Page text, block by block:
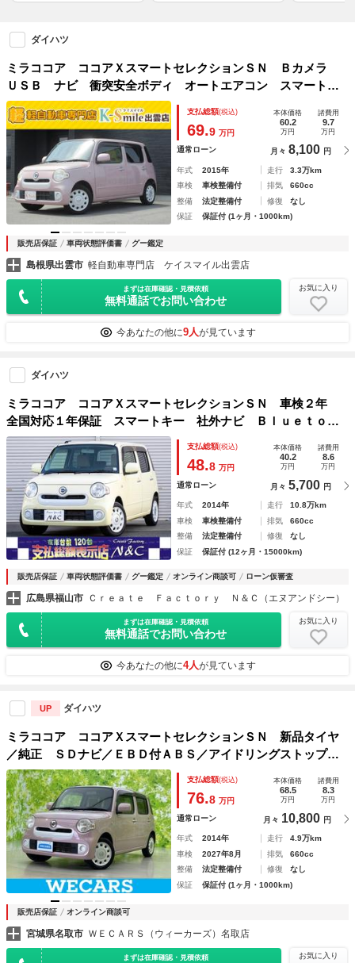
ダイハツ
ミラココア ココアＸスマートセレクションＳＮ Ｂカメラ
ＵＳＢ ナビ 衝突安全ボディ オートエアコン スマートキ
ー ＡＢＳ パワステ エコアイドル メモリーナビ ＤＶＤ
再生 パワーウィンドウ Ｗエアバッグ ベンチシート イモ
ビ
支払総額(税込)
69.9 万円
本体価格
60.2
万円
諸費用
9.7
万円
通常ローン 月々 8,100 円
年式 2015年 走行
3.3万km
車検
車検整備付 排気
660cc
整備
法定整備付 修復
なし
保証
保証付 (1ヶ月・1000km)
販売店保証 車両状態評価書 グー鑑定
島根県出雲市 軽自動車専門店 ケイスマイル出雲店
まずは在庫確認・見積依頼
無料通話でお問い合わせ
お気に入り
今あなたの他に9人が見ています
ダイハツ
ミラココア ココアＸスマートセレクションＳＮ 車検２年
全国対応１年保証 スマートキー 社外ナビ Ｂｌｕｅｔｏｏ
ｔｈ バックカメラ ＥＴＣ車載器 エコアイドル フルオー
トエアコン パワーウィンドウ Ｗエアバッグ ベンチシー
ト ＡＢＳ パワステ
支払総額(税込)
48.8 万円
本体価格
40.2
万円
諸費用
8.6
万円
通常ローン 月々 5,700 円
年式 2014年 走行
10.8万km
車検
車検整備付 排気
660cc
整備
法定整備付 修復
なし
保証
保証付 (12ヶ月・15000km)
販売店保証 車両状態評価書 グー鑑定 オンライン商談可 ローン仮審査
広島県福山市 Ｃｒｅａｔｅ Ｆａｃｔｏｒｙ Ｎ＆Ｃ（エヌアンドシー）
まずは在庫確認・見積依頼
無料通話でお問い合わせ
お気に入り
今あなたの他に4人が見ています
UP ダイハツ
ミラココア ココアＸスマートセレクションＳＮ 新品タイヤ
／純正 ＳＤナビ／ＥＢＤ付ＡＢＳ／アイドリングストップ／
バックモニター／ワンセグＴＶ／ＤＶＤ／エアバッグ 運転席
／エアバッグ 助手席／パワーウインドウ／キーレスエントリ
ー／オートエアコン
支払総額(税込)
76.8 万円
本体価格
68.5
万円
諸費用
8.3
万円
通常ローン 月々 10,800 円
年式 2014年 走行
4.9万km
車検
2027年8月 排気
660cc
整備
法定整備付 修復
なし
保証
保証付 (1ヶ月・1000km)
販売店保証 オンライン商談可
宮城県名取市 ＷＥＣＡＲＳ（ウィーカーズ）名取店
まずは在庫確認・見積依頼 お気に入り